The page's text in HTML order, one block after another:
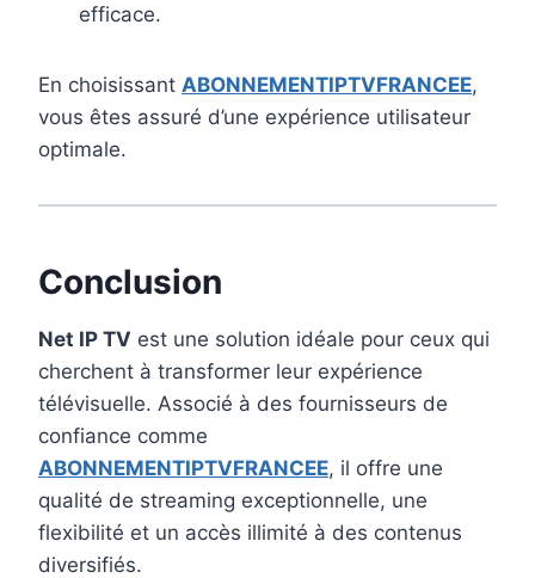
efficace.
En choisissant ABONNEMENTIPTVFRANCEE,
vous êtes assuré d’une expérience utilisateur
optimale.
Conclusion
Net IP TV est une solution idéale pour ceux qui
cherchent à transformer leur expérience
télévisuelle. Associé à des fournisseurs de
confiance comme
ABONNEMENTIPTVFRANCEE, il offre une
qualité de streaming exceptionnelle, une
flexibilité et un accès illimité à des contenus
diversifiés.